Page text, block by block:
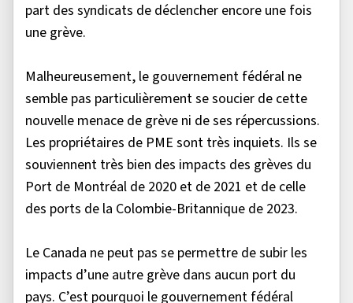
part des syndicats de déclencher encore une fois
une grève.
Malheureusement, le gouvernement fédéral ne
semble pas particulièrement se soucier de cette
nouvelle menace de grève ni de ses répercussions.
Les propriétaires de PME sont très inquiets. Ils se
souviennent très bien des impacts des grèves du
Port de Montréal de 2020 et de 2021 et de celle
des ports de la Colombie-Britannique de 2023.
Le Canada ne peut pas se permettre de subir les
impacts d’une autre grève dans aucun port du
pays. C’est pourquoi le gouvernement fédéral